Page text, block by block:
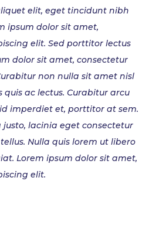
elit, eget tincidunt nibh
ipsum dolor sit amet,
elit. Sed porttitor lectus
dolor sit amet, consectetur
non nulla sit amet nisl
quis ac lectus. Curabitur arcu
imperdiet et, porttitor at sem.
justo, lacinia eget consectetur
Nulla quis lorem ut libero
Lorem ipsum dolor sit amet,
elit.